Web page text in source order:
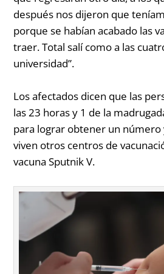
después nos dijeron que
porque se habían acabado las
traer. Total salí como a las
universidad”.
Los afectados dicen que las
las 23 horas y 1 de la
para lograr obtener un número
viven otros centros de
vacuna Sputnik V.